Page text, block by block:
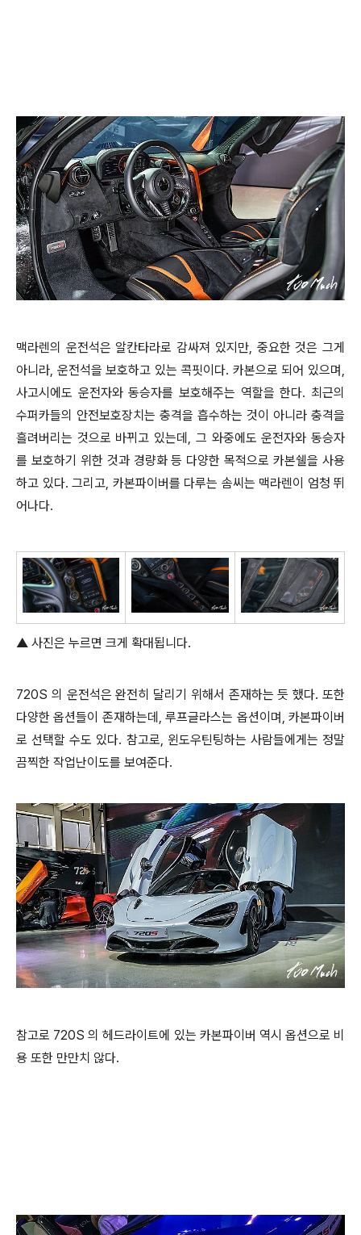
맥라렌의 운전석은 알칸타라로 감싸져 있지만, 중요한 것은 그게
아니라, 운전석을 보호하고 있는 콕핏이다. 카본으로 되어 있으며,
사고시에도 운전자와 동승자를 보호해주는 역할을 한다. 최근의
수퍼카들의 안전보호장치는 충격을 흡수하는 것이 아니라 충격을
흘려버리는 것으로 바뀌고 있는데, 그 와중에도 운전자와 동승자
를 보호하기 위한 것과 경량화 등 다양한 목적으로 카본쉘을 사용
하고 있다. 그리고, 카본파이버를 다루는 솜씨는 맥라렌이 엄청 뛰
어나다.
▲ 사진은 누르면 크게 확대됩니다.
720S 의 운전석은 완전히 달리기 위해서 존재하는 듯 했다. 또한
다양한 옵션들이 존재하는데, 루프글라스는 옵션이며, 카본파이버
로 선택할 수도 있다. 참고로, 윈도우틴팅하는 사람들에게는 정말
끔찍한 작업난이도를 보여준다.
참고로 720S 의 헤드라이트에 있는 카본파이버 역시 옵션으로 비
용 또한 만만치 않다.